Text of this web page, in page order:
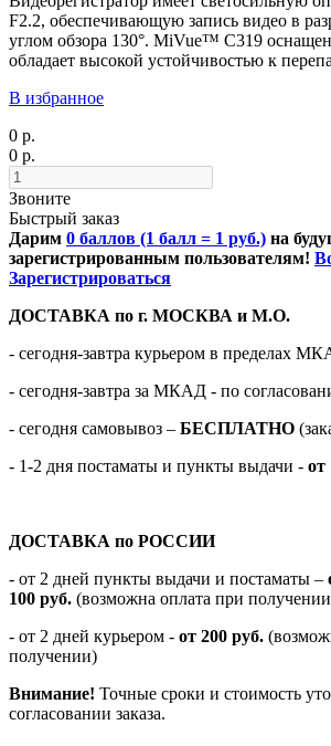
F2.2, обеспечивающую запись видео в
углом обзора 130°. MiVue™ C319
обладает высокой устойчивостью к
В избранное
0 р.
0 р.
Звоните
Быстрый заказ
Дарим 0 баллов (1 балл = 1 руб.) на
зарегистрированным пользователям!
Зарегистрироваться
ДОСТАВКА по г. МОСКВА и М.О.
- сегодня-завтра курьером в пределах
- сегодня-завтра за МКАД - по
- сегодня самовывоз – БЕСПЛАТНО
- 1-2 дня постаматы и пункты выдачи - от
ДОСТАВКА по РОССИИ
- от 2 дней пункты выдачи и постаматы –
100 руб. (возможна оплата при
- от 2 дней курьером - от 200 руб.
получении)
Внимание! Точные сроки и стоимость
согласовании заказа.